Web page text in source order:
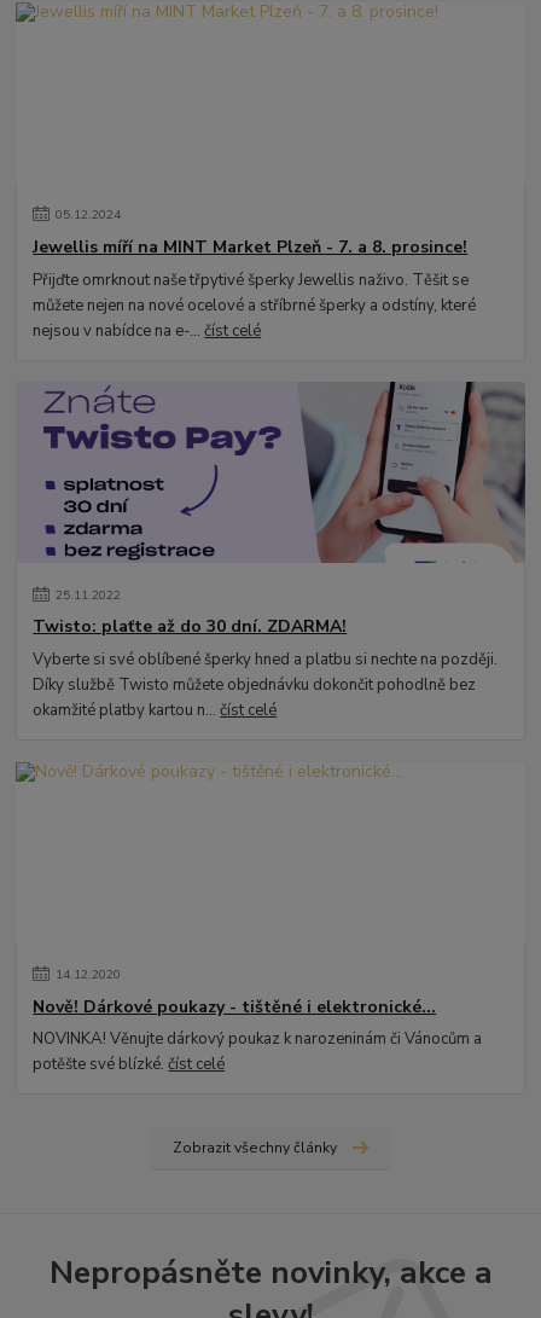
05.12.2024
Jewellis míří na MINT Market Plzeň - 7. a 8. prosince!
Přijďte omrknout naše třpytivé šperky Jewellis naživo. Těšit se
můžete nejen na nové ocelové a stříbrné šperky a odstíny, které
nejsou v nabídce na e-...číst celé
25.11.2022
Twisto: plaťte až do 30 dní. ZDARMA!
Vyberte si své oblíbené šperky hned a platbu si nechte na později.
Díky službě Twisto můžete objednávku dokončit pohodlně bez
okamžité platby kartou n...číst celé
14.12.2020
Nově! Dárkové poukazy - tištěné i elektronické...
NOVINKA! Věnujte dárkový poukaz k narozeninám či Vánocům a
potěšte své blízké.číst celé
Zobrazit všechny články
Nepropásněte novinky, akce a